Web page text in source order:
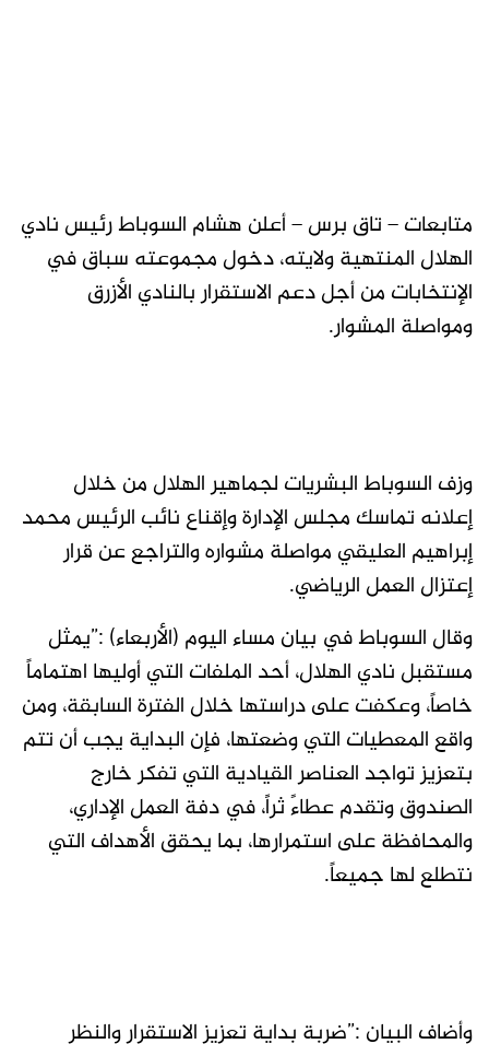
متابعات – تاق برس – أعلن هشام السوباط رئيس نادي
الهلال المنتهية ولايته، دخول مجموعته سباق في
الإنتخابات من أجل دعم الاستقرار بالنادي الأزرق
ومواصلة المشوار.
وزف السوباط البشريات لجماهير الهلال من خلال
إعلانه تماسك مجلس الإدارة وإقناع نائب الرئيس محمد
إبراهيم العليقي مواصلة مشواره والتراجع عن قرار
إعتزال العمل الرياضي.
وقال السوباط في بيان مساء اليوم (الأربعاء) :”يمثل
مستقبل نادي الهلال، أحد الملفات التي أوليها اهتماماً
خاصاً، وعكفت على دراستها خلال الفترة السابقة، ومن
واقع المعطيات التي وضعتها، فإن البداية يجب أن تتم
بتعزيز تواجد العناصر القيادية التي تفكر خارج
الصندوق وتقدم عطاءً ثراً، في دفة العمل الإداري،
والمحافظة على استمرارها، بما يحقق الأهداف التي
نتطلع لها جميعاً.
وأضاف البيان :”ضربة بداية تعزيز الاستقرار والنظر